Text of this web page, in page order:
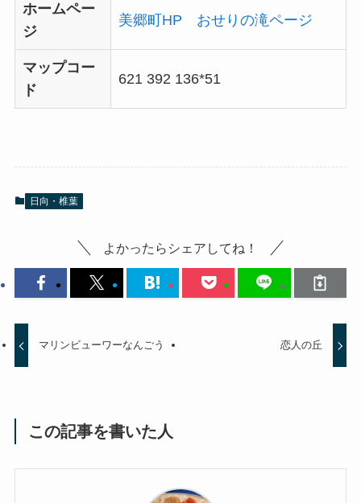
ホームペー
ジ
美郷町HP おせりの滝ページ
マップコー
ド
621 392 136*51
日向・椎葉
よかったらシェアしてね！
マリンビューワーなんごう 恋人の丘
この記事を書いた人